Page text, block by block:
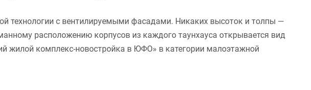
технологии с вентилируемыми фасадами. Никаких высоток и толпы —
расположению корпусов из каждого таунхауса открывается вид
жилой комплекс-новостройка в ЮФО» в категории малоэтажной